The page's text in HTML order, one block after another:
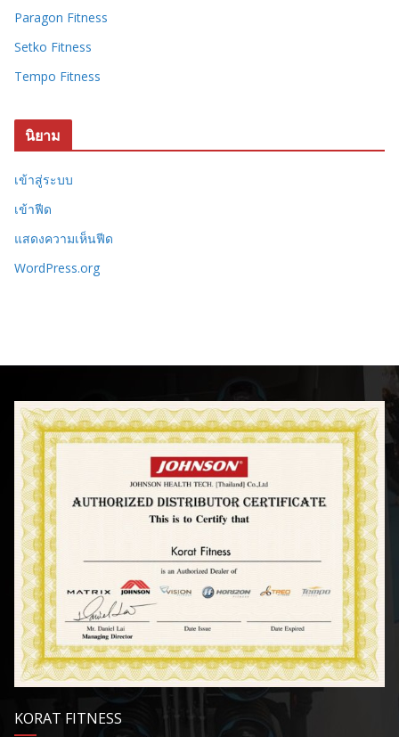
Paragon Fitness
Setko Fitness
Tempo Fitness
นิยาม
เข้าสู่ระบบ
เข้าฟีด
แสดงความเห็นฟีด
WordPress.org
KORAT FITNESS